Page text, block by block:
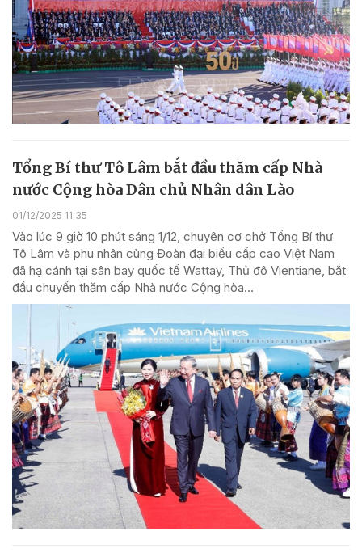
Tổng Bí thư Tô Lâm bắt đầu thăm cấp Nhà
nước Cộng hòa Dân chủ Nhân dân Lào
01/12/2025 11:35
Vào lúc 9 giờ 10 phút sáng 1/12, chuyên cơ chở Tổng Bí thư
Tô Lâm và phu nhân cùng Đoàn đại biểu cấp cao Việt Nam
đã hạ cánh tại sân bay quốc tế Wattay, Thủ đô Vientiane, bắt
đầu chuyến thăm cấp Nhà nước Cộng hòa...